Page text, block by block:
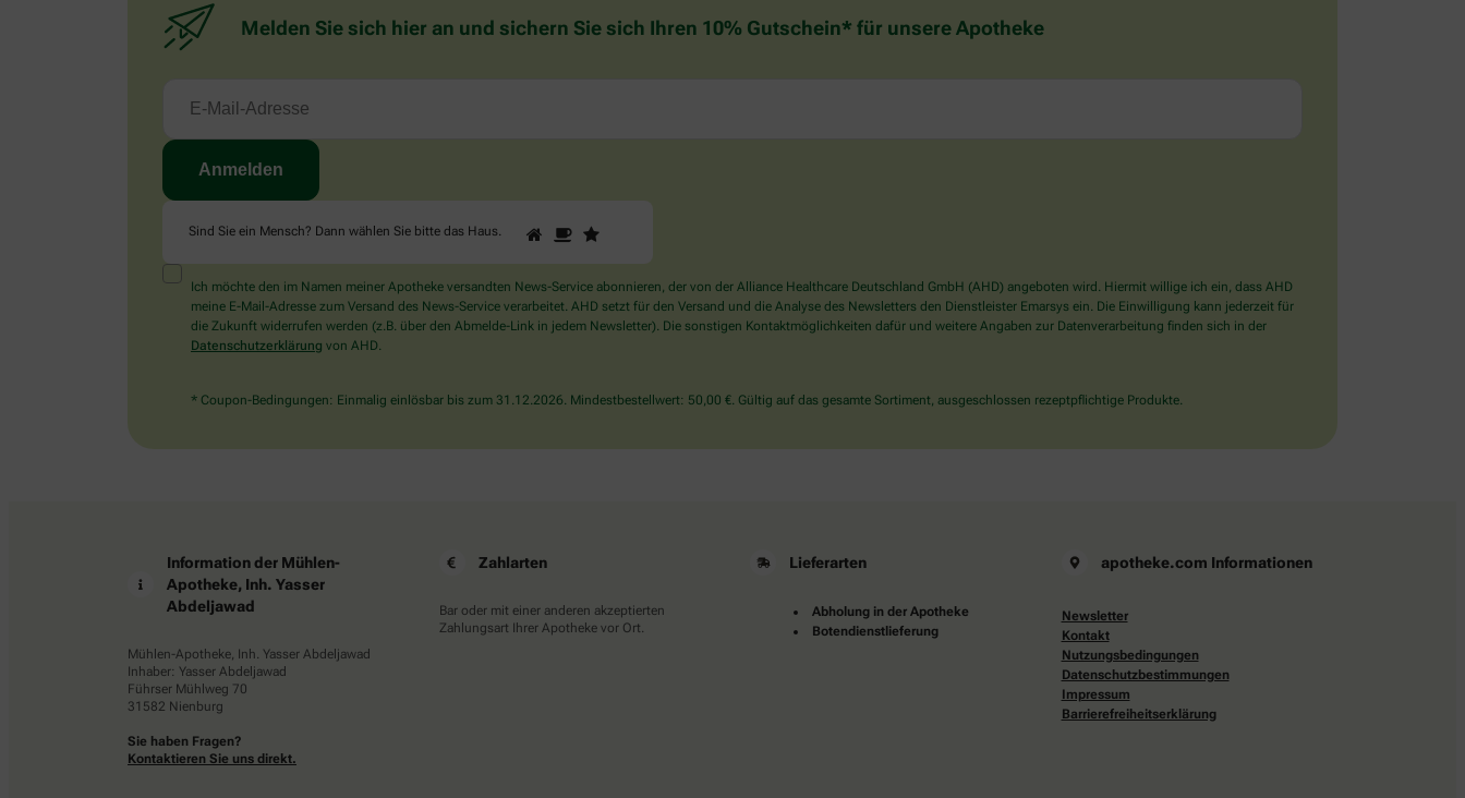
Melden Sie sich hier an und sichern Sie sich Ihren 10% Gutschein* für unsere Apotheke
Sind Sie ein Mensch? Dann wählen Sie bitte das Haus.
Sind
Sie
Mensch?
Dann
wählen
Haus.
1 2
Ich möchte den im Namen meiner Apotheke versandten News-Service abonnieren, der von der Alliance Healthcare Deutschland GmbH (AHD) angeboten wird. Hiermit willige ich ein, dass AHD
meine E-Mail-Adresse zum Versand des News-Service verarbeitet. AHD setzt für den Versand und die Analyse des Newsletters den Dienstleister Emarsys ein. Die Einwilligung kann jederzeit für
die Zukunft widerrufen werden (z.B. über den Abmelde-Link in jedem Newsletter). Die sonstigen Kontaktmöglichkeiten dafür und weitere Angaben zur Datenverarbeitung finden sich in der
Datenschutzerklärung von AHD.
* Coupon-Bedingungen: Einmalig einlösbar bis zum 31.12.2026. Mindestbestellwert: 50,00 €. Gültig auf das gesamte Sortiment, ausgeschlossen rezeptpflichtige Produkte.
Information der Mühlen-
Apotheke, Inh. Yasser
Abdeljawad
Mühlen-Apotheke, Inh. Yasser Abdeljawad
Inhaber: Yasser Abdeljawad
Führser Mühlweg 70
31582 Nienburg
Sie haben Fragen?
Kontaktieren Sie uns direkt.
Zahlarten
Bar oder mit einer anderen akzeptierten
Zahlungsart Ihrer Apotheke vor Ort.
Lieferarten
Abholung in der Apotheke
Botendienstlieferung
apotheke.com Informationen
Newsletter
Kontakt
Nutzungsbedingungen
Datenschutzbestimmungen
Impressum
Barrierefreiheitserklärung